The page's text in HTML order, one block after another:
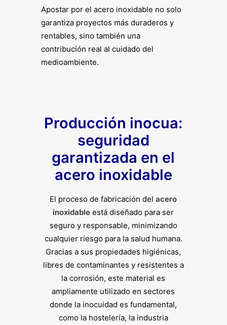
Apostar por el acero inoxidable no solo
garantiza proyectos más duraderos y
rentables, sino también una
contribución real al cuidado del
medioambiente.
Producción inocua:
seguridad
garantizada en el
acero inoxidable
El proceso de fabricación delacero
inoxidable está diseñado para ser
seguro y responsable, minimizando
cualquier riesgo para la salud humana.
Gracias a sus propiedades higiénicas,
libres de contaminantes y resistentes a
la corrosión, este material es
ampliamente utilizado en sectores
donde la inocuidad es fundamental,
como la hostelería, la industria